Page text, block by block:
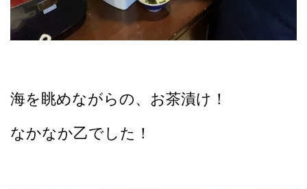
海を眺めながらの、お茶漬け！
なかなか乙でした！